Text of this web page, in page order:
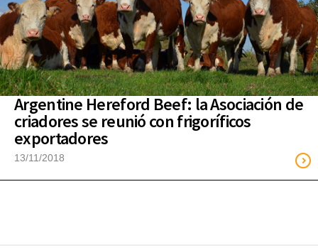
Argentine Hereford Beef: la Asociación de
criadores se reunió con frigoríficos
exportadores
13/11/2018